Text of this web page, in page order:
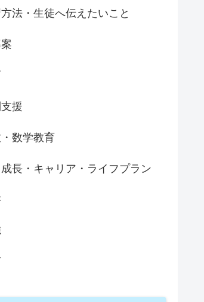
法・生徒へ伝えたいこと
援
数学教育
長・キャリア・ライフプラン